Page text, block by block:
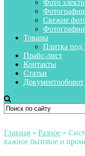
Фото
Свежие
Товары
Плитка под
Прайс-лист
Контакты
Статьи
Документооборот
Главная » Разное »
важное бытовое и